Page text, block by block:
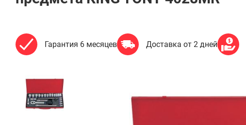
Гарантия 6 месяцев Доставка от 2 дней